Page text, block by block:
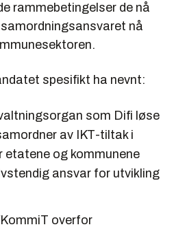
rammebetingelser de nå
nå
spesifikt ha nevnt:
som Difi løse
av IKT-tiltak i
etatene og kommunene
ansvar for utvikling
overfor